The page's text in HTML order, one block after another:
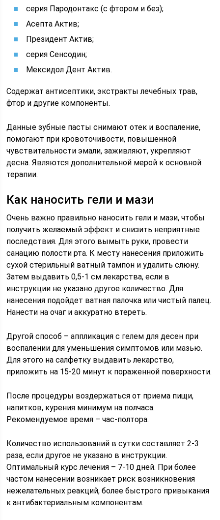
серия Пародонтакс (с фтором и без);
Асепта Актив;
Президент Актив;
серия Сенсодин;
Мексидол Дент Актив.
Содержат антисептики, экстракты лечебных трав,
фтор и другие компоненты.
Данные зубные пасты снимают отек и воспаление,
помогают при кровоточивости, повышенной
чувствительности эмали, заживляют, укрепляют
десна. Являются дополнительной мерой к основной
терапии.
Как наносить гели и мази
Очень важно правильно наносить гели и мази, чтобы
получить желаемый эффект и снизить неприятные
последствия. Для этого вымыть руки, провести
санацию полости рта. К месту нанесения приложить
сухой стерильный ватный тампон и удалить слюну.
Затем выдавить 0,5-1 см лекарства, если в
инструкции не указано другое количество. Для
нанесения подойдет ватная палочка или чистый палец.
Нанести на очаг и аккуратно втереть.
Другой способ – аппликация с гелем для десен при
воспалении для уменьшения симптомов или мазью.
Для этого на салфетку выдавить лекарство,
приложить на 15-20 минут к пораженной поверхности.
После процедуры воздержаться от приема пищи,
напитков, курения минимум на полчаса.
Рекомендуемое время – час-полтора.
Количество использований в сутки составляет 2-3
раза, если другое не указано в инструкции.
Оптимальный курс лечения – 7-10 дней. При более
частом нанесении возникает риск возникновения
нежелательных реакций, более быстрого привыкания
к антибактериальным компонентам.